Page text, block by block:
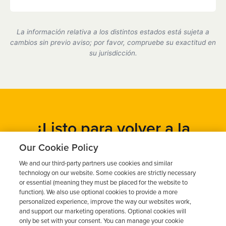
de encendido certificado por el estado de California
y cumplimos plenamente con todos los requisitos
La información relativa a los distintos estados está sujeta a
cambios sin previo aviso; por favor, compruebe su exactitud en
su jurisdicción.
¿Listo para volver a la
carretera?
Obtén un presupuesto gratuito en cuestión de minutos y
programa tu instalación hoy mismo.
Solicita un presupuesto gratuito
Our Cookie Policy
We and our third-party partners use cookies and similar
technology on our website. Some cookies are strictly necessary
or essential (meaning they must be placed for the website to
function). We also use optional cookies to provide a more
personalized experience, improve the way our websites work,
and support our marketing operations. Optional cookies will
only be set with your consent. You can manage your cookie